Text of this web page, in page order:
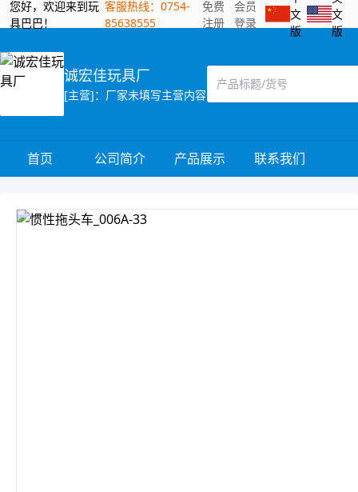
您好，欢迎来到玩
具巴巴！
客服热线：0754-
85638555
免费
注册
会员
登录
文
版
文
版
诚宏佳玩具厂
[主营]：厂家未填写主营内容
首页 公司简介 产品展示 联系我们